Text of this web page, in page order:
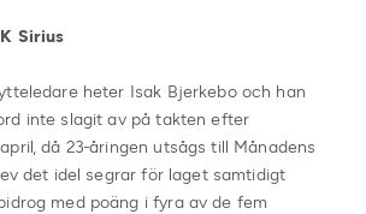
Sirius
heter Isak Bjerkebo och han
inte slagit av på takten efter
då 23-åringen utsågs till Månadens
det idel segrar för laget samtidigt
med poäng i fyra av de fem